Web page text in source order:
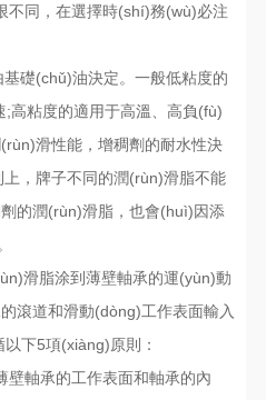
不同，在選擇時(shí)務(wù)必注
(chǔ)油決定。一般低粘度的
度的適用于高溫、高負(fù)
滑性能，增稠劑的耐水性決
，牌子不同的潤(rùn)滑脂不能
的潤(rùn)滑脂，也會(huì)因添
滑脂涂到薄壁軸承的運(yùn)動
滾道和滑動(dòng)工作表面輸入
以下5項(xiàng)原則：
軸承的工作表面和軸承的內